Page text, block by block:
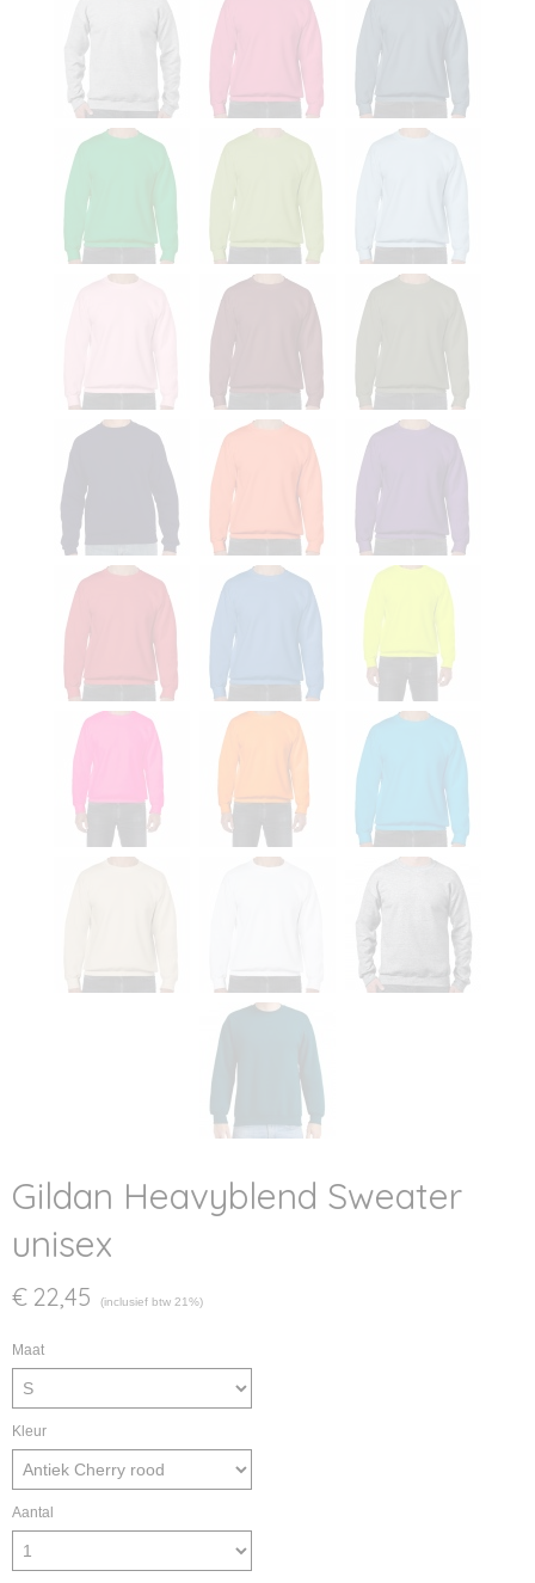
Gildan Heavyblend Sweater
unisex
€ 22,45 (inclusief btw 21%)
Maat
Kleur
Aantal